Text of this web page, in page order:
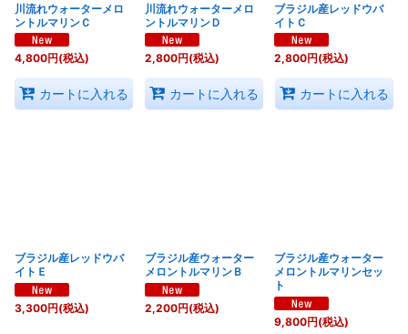
川流れウォーターメロ
ントルマリンＣ
4,800円(税込)
カートに入れる
川流れウォーターメロ
ントルマリンＤ
2,800円(税込)
カートに入れる
ブラジル産レッドウバ
イトＣ
2,800円(税込)
カートに入れる
ブラジル産レッドウバ
イトＥ
3,300円(税込)
ブラジル産ウォーター
メロントルマリンＢ
2,200円(税込)
ブラジル産ウォーター
メロントルマリンセッ
ト
9,800円(税込)